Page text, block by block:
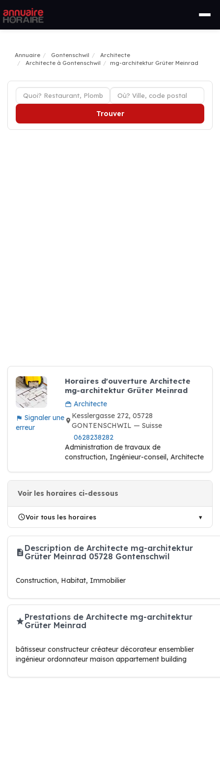
Annuaire Gontenschwil
Architecte
Architecte à Gontenschwil
mg-architektur Grüter Meinrad
Trouver
Signaler une
erreur
Horaires d'ouverture Architecte
mg-architektur Grüter Meinrad
Architecte
Kesslergasse 272, 05728
GONTENSCHWIL — Suisse
0628238282
Administration de travaux de
construction, Ingénieur-conseil, Architecte
Voir les horaires ci-dessous
Voir tous les horaires
Description de Architecte mg-architektur
Grüter Meinrad 05728 Gontenschwil
Construction, Habitat, Immobilier
Prestations de Architecte mg-architektur
Grüter Meinrad
bâtisseur constructeur créateur décorateur ensemblier
ingénieur ordonnateur maison appartement building